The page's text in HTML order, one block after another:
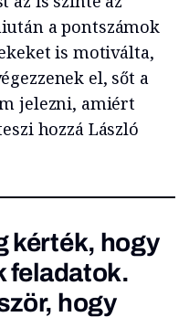
a pontszámok
is motiválta,
el, sőt a
jelezni, amiért
hozzá László
kérték, hogy
feladatok.
hogy